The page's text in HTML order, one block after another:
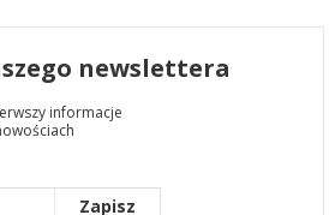
newslettera
informacje
Zapisz